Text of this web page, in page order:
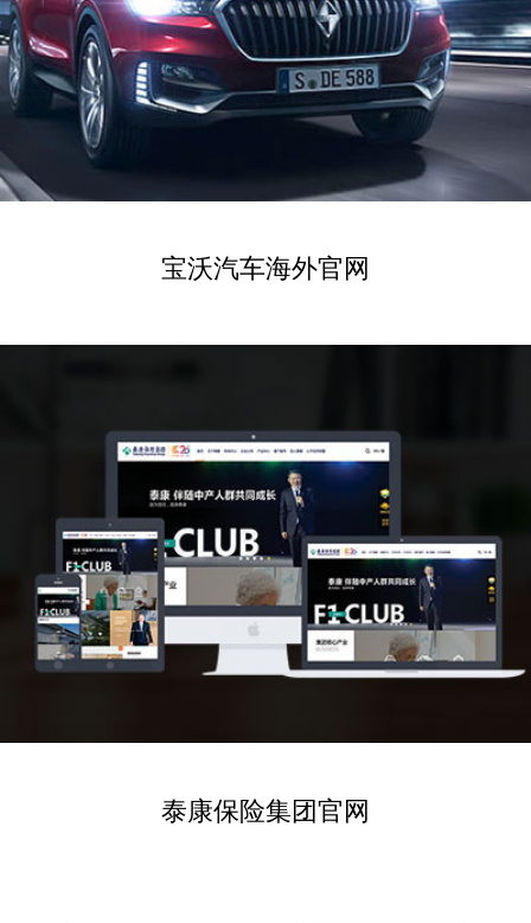
宝沃汽车海外官网
泰康保险集团官网